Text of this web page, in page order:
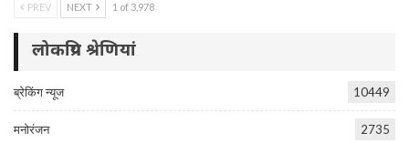
PREV NEXT 1 of 3,978
लोकप्रिय श्रेणियां
ब्रेकिंग न्यूज 10449
मनोरंजन 2735